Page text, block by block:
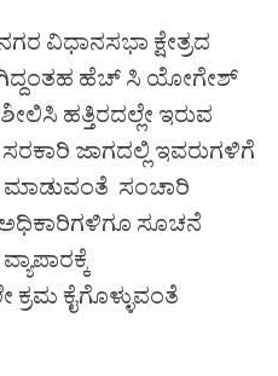
ವಿಧಾನಸಭಾ ಕ್ಷೇತ್ರದ
ಹೆಚ್ ಸಿ ಯೋಗೇಶ್
ಹತ್ತಿರದಲ್ಲೇ ಇರುವ
ಜಾಗದಲ್ಲಿ ಇವರುಗಳಿಗೆ
ಮಾಡುವಂತೆ ಸಂಚಾರಿ
ಅಧಿಕಾರಿಗಳಿಗೂ ಸೂಚನೆ
ಕೈಗೊಳ್ಳುವಂತೆ